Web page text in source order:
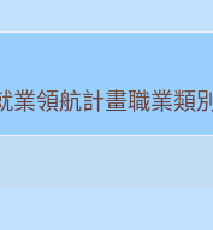
業領航計畫職業類別